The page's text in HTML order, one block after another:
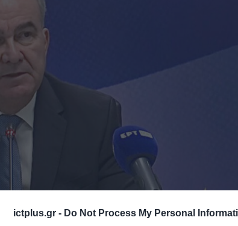
ictplus.gr - Do Not Process My Personal